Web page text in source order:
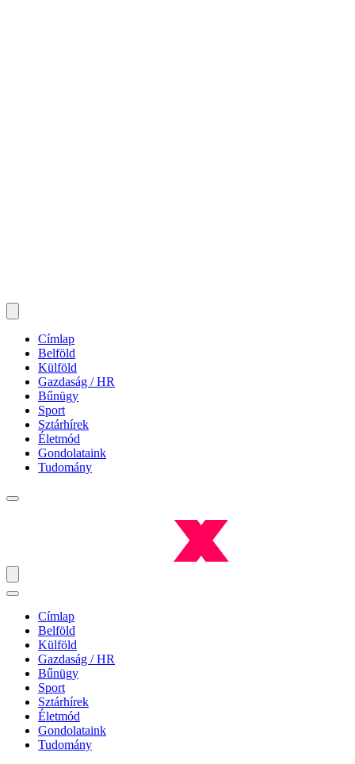
Címlap
Belföld
Külföld
Gazdaság / HR
Bűnügy
Sport
Sztárhírek
Életmód
Gondolataink
Tudomány
Címlap
Belföld
Külföld
Gazdaság / HR
Bűnügy
Sport
Sztárhírek
Életmód
Gondolataink
Tudomány